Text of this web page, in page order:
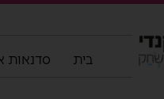
בית סדנאות